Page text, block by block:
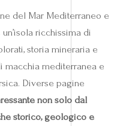
del Mar Mediterraneo e
ricchissima di
storia mineraria e
macchia mediterranea e
Diverse pagine
non solo dal
storico, geologico e